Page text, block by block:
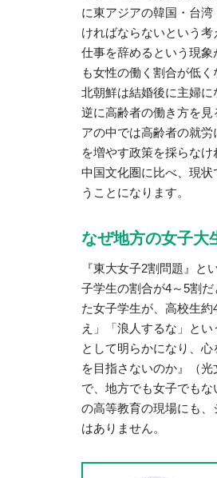
に東アジアの韓国・台
ければならないという
仕事を辞めるという現
も女性の働く割合が低
北朝鮮は結婚後に主婦に
逆に高齢者の働き方を
アの中では高齢者の就
を増やす政策を採らな
中国文化圏に比べ、現
うことになります。
なぜ地方の女子大
『東大女子2割問題』
子学生の割合が4～5割
た女子学生が、高校生
え」「浪人するな」と
として明らかになり、
を目指さないのか』（
で、地方でも女子でも
の高等教育の現場にも
はありません。